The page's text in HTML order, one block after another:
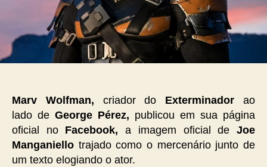
Marv Wolfman, criador do Exterminadorao
lado de George Pérez, publicou em sua página
oficial no Facebook,a imagem oficial deJoe
Manganiello trajado como o mercenário junto de
um texto elogiando o ator.